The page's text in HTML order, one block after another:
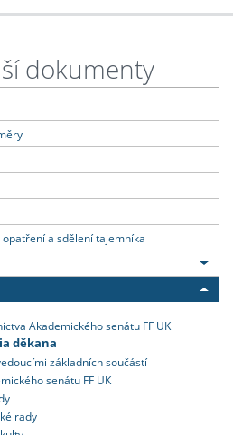
dokumenty
a sdělení tajemníka
Akademického senátu FF UK
děkana
základních součástí
senátu FF UK
rady